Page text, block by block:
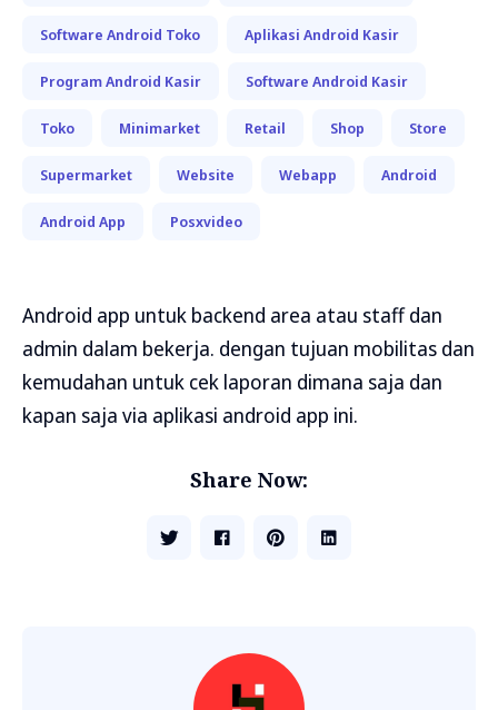
Software Android Toko Aplikasi Android Kasir
Program Android Kasir Software Android Kasir
Toko Minimarket Retail Shop Store
Supermarket Website Webapp Android
Android App Posxvideo
Android app untuk backend area atau staff dan
admin dalam bekerja. dengan tujuan mobilitas dan
kemudahan untuk cek laporan dimana saja dan
kapan saja via aplikasi android app ini.
Share Now: